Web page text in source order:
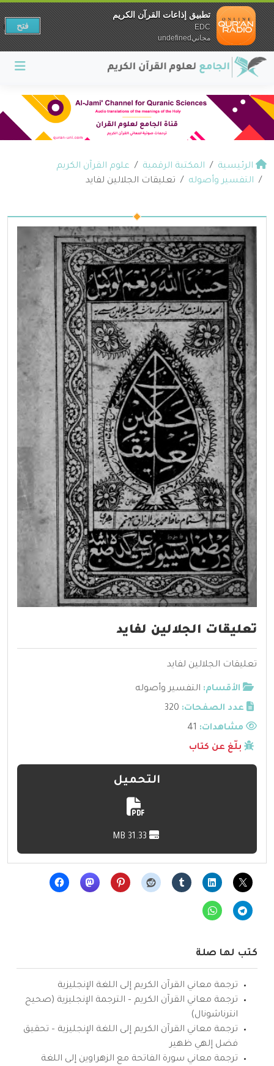
الرئيسية المكتبة الرقمية
علوم القرآن الكريم
التفسير وأصوله
تعليقات الجلالين لفايد
تعليقات الجلالين لفايد
تعليقات الجلالين لفايد
الأقسام: التفسير وأصوله
عدد الصفحات: 320
مشاهدات:
بلّغ عن كتاب
التحميل
كتب لها صلة
ترجمة معاني القرآن الكريم إلى اللغة الإنجليزية
ترجمة معاني القرآن الكريم – الترجمة الإنجليزية (صحيح
انترناشونال)
ترجمة معاني القرآن الكريم إلى اللغة الإنجليزية – تحقيق
فضل إلهي ظهير
ترجمة معاني سورة الفاتحة مع الزهراوين إلى اللغة
تطبيق إذاعات القرآن الكريم
EDC
مجانيundefined
فتح